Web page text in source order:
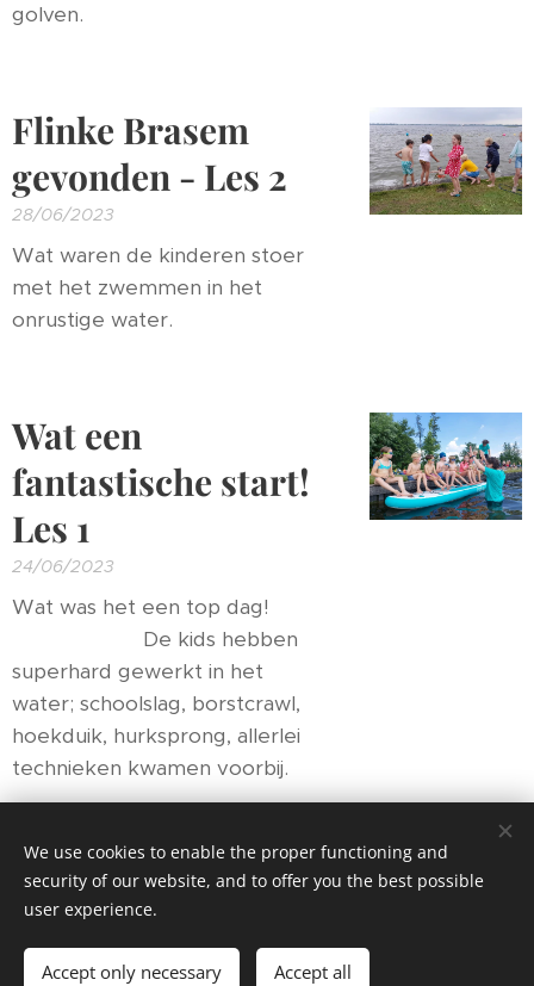
golven. 🏊‍♀🌊
Flinke Brasem
gevonden - Les 2
28/06/2023
Wat waren de kinderen stoer
met het zwemmen in het
onrustige water. 🌊🏊‍♀️
Wat een
fantastische start!
Les 1
24/06/2023
Wat was het een top dag! 😀🤩
🏊‍♀️🏀🐠💦☀️ De kids hebben
superhard gewerkt in het
water; schoolslag, borstcrawl,
hoekduik, hurksprong, allerlei
technieken kwamen voorbij.
© 2023 Open Water Zwemschool.All rights reserved.
We use cookies to enable the proper functioning and
security of our website, and to offer you the best possible
user experience.
Accept only necessary Accept all